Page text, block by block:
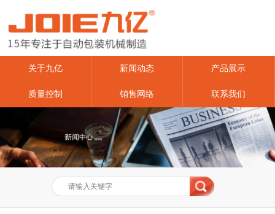
关于九亿 新闻动态 产品展示
质量控制 销售网络 联系我们